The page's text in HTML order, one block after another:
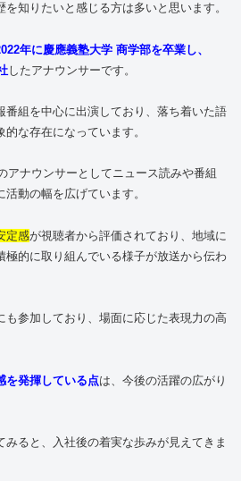
を知りたいと感じる方は多いと思います。
年に慶應義塾大学 商学部を卒業し、
したアナウンサーです。
番組を中心に出演しており、落ち着いた語
な存在になっています。
アナウンサーとしてニュース読みや番組
動の幅を広げています。
定感が視聴者から評価されており、地域に
極的に取り組んでいる様子が放送から伝わ
も参加しており、場面に応じた表現力の高
を発揮している点は、今後の活躍の広がり
ると、入社後の着実な歩みが見えてきま